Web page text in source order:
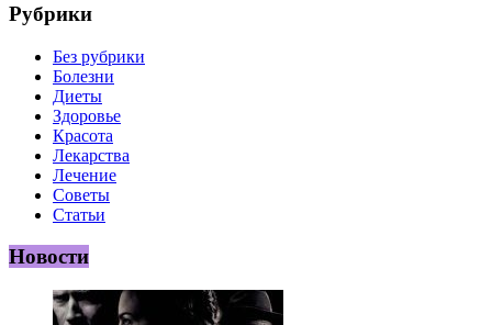
Рубрики
Без рубрики
Болезни
Диеты
Здоровье
Красота
Лекарства
Лечение
Советы
Статьи
Новости